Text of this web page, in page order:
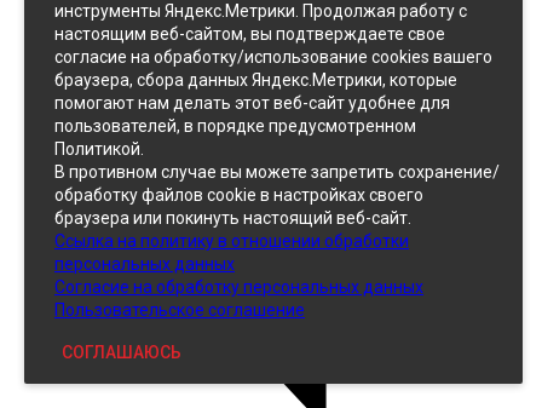
Джинс
Однотонный
Принтованный
Кожзам
инструменты Яндекс.Метрики. Продолжая работу с
настоящим веб-сайтом, вы подтверждаете свое
согласие на обработку/использование cookies вашего
браузера, сбора данных Яндекс.Метрики, которые
помогают нам делать этот веб-сайт удобнее для
пользователей, в порядке предусмотренном
Политикой.
В противном случае вы можете запретить сохранение/
обработку файлов cookie в настройках своего
браузера или покинуть настоящий веб-сайт.
Ссылка на политику в отношении обработки
персональных данных
Согласие на обработку персональных данных
Пользовательское соглашение
СОГЛАШАЮСЬ